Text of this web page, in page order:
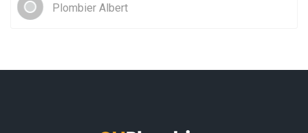
Plombier Albert